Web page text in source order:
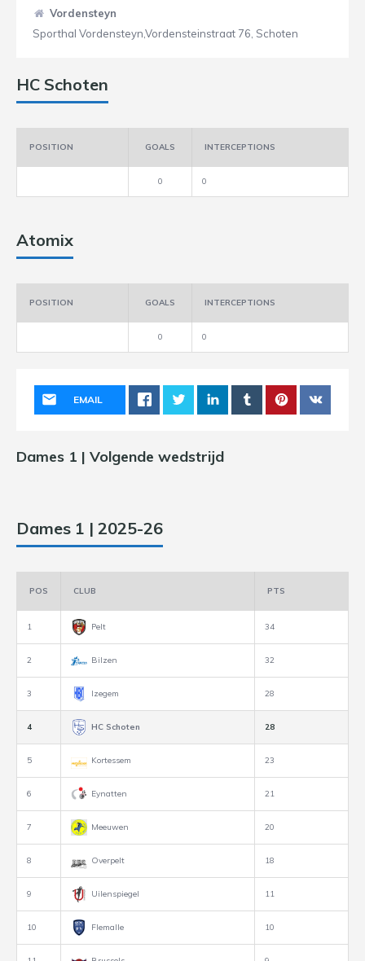
Vordensteyn
Sporthal Vordensteyn,Vordensteinstraat 76, Schoten
HC Schoten
POSITION GOALS INTERCEPTIONS
0 0
Atomix
POSITION GOALS INTERCEPTIONS
0 0
EMAIL
Dames 1 | Volgende wedstrijd
Dames 1 | 2025-26
POS CLUB PTS
1 Pelt 34
2 Bilzen 32
3 Izegem 28
4 HC Schoten 28
5 Kortessem 23
6 Eynatten 21
7 Meeuwen 20
8 Overpelt 18
9 Uilenspiegel 11
10 Flemalle 10